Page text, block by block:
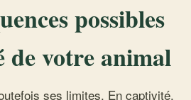
possibles
de votre animal
ses limites. En captivité,